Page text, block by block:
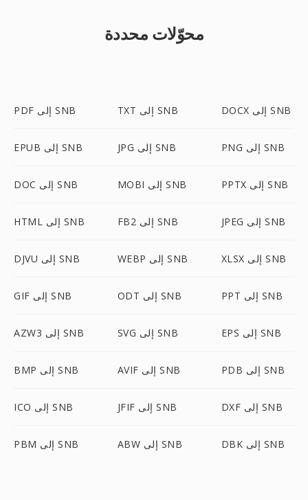
محوّلات محددة
PDF إلى SNB TXT إلى SNB DOCX إلى SNB
EPUB إلى SNB JPG إلى SNB PNG إلى SNB
DOC إلى SNB MOBI إلى SNB PPTX إلى SNB
HTML إلى SNB FB2 إلى SNB JPEG إلى SNB
DJVU إلى SNB WEBP إلى SNB XLSX إلى SNB
GIF إلى SNB ODT إلى SNB PPT إلى SNB
AZW3 إلى SNB SVG إلى SNB EPS إلى SNB
BMP إلى SNB AVIF إلى SNB PDB إلى SNB
ICO إلى SNB JFIF إلى SNB DXF إلى SNB
PBM إلى SNB ABW إلى SNB DBK إلى SNB